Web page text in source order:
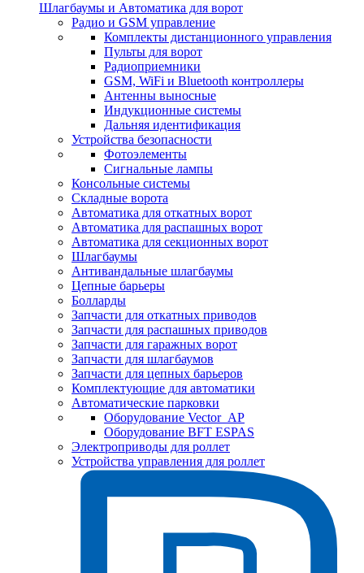
Шлагбаумы и Автоматика для ворот
Радио и GSM управление
Комплекты дистанционного управления
Пульты для ворот
Радиоприемники
GSM, WiFi и Bluetooth контроллеры
Антенны выносные
Индукционные системы
Дальняя идентификация
Устройства безопасности
Фотоэлементы
Сигнальные лампы
Консольные системы
Складные ворота
Автоматика для откатных ворот
Автоматика для распашных ворот
Автоматика для секционных ворот
Шлагбаумы
Антивандальные шлагбаумы
Цепные барьеры
Болларды
Запчасти для откатных приводов
Запчасти для распашных приводов
Запчасти для гаражных ворот
Запчасти для шлагбаумов
Запчасти для цепных барьеров
Комплектующие для автоматики
Автоматические парковки
Оборудование Vector_AP
Оборудование BFT ESPAS
Электроприводы для роллет
Устройства управления для роллет